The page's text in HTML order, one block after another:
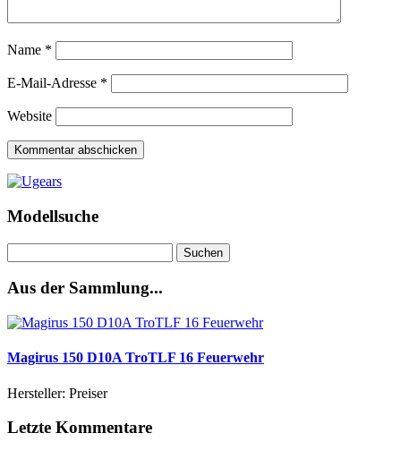
Name *
E-Mail-Adresse *
Website
Modellsuche
nach:
Aus der Sammlung...
Magirus 150 D10A TroTLF 16 Feuerwehr
Hersteller: Preiser
Letzte Kommentare